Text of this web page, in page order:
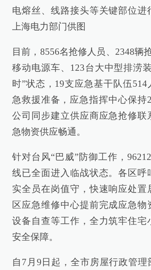
电熔丝、线路接头等关键部位进
上海电力部门供图
目前，8556名抢修人员、2348辆
移动电源车、123台大中型排涝
时”状态，19支应急基干队伍514
急救援准备，应急指挥中心保持
公司同步建立供应商应急抢修联
急物资供应畅通。
针对台风“巴威”防御工作，
线已全面进入临战状态。各区呼
实全员在岗值守，快速响应处置
区应急维修中心提前完成应急物
设备自查等工作，全力筑牢住宅
安全保障。
自7月9日起，全市房屋行政管理